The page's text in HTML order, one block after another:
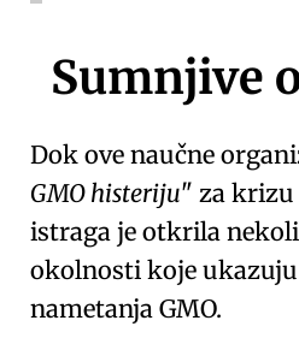
Sumnjive
Dok ove naučne
GMO histeriju
za krizu
istraga je otkrila
okolnosti koje
nametanja GMO.